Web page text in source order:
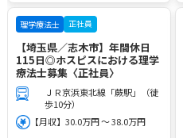
理学療法士 正社員
【埼玉県／志木市】年間休日
115日◎ホスピスにおける理学
療法士募集〈正社員〉
ＪＲ京浜東北線「蕨駅」（徒
歩10分）
【月収】30.0万円 ～ 38.0万円